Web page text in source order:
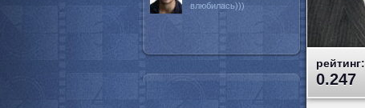
рейтинг:
0.247
влюбилась)))